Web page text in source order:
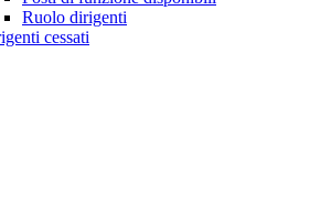
Ruolo dirigenti
cessati